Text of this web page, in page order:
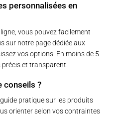
personnalisées en
vous pouvez facilement
sur notre page dédiée aux
vos options. En moins de 5
et transparent.
conseils ?
pratique sur les produits
orienter selon vos contraintes